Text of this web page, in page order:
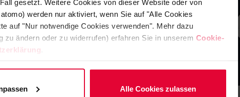
gesetzt. Weitere Cookies von dieser Website oder von
werden nur aktiviert, wenn Sie auf "Alle Cookies
auf "Nur notwendige Cookies verwenden". Mehr dazu
ändern oder zu widerrufen) erfahren Sie in unserem Cookie-
Alle Cookies zulassen